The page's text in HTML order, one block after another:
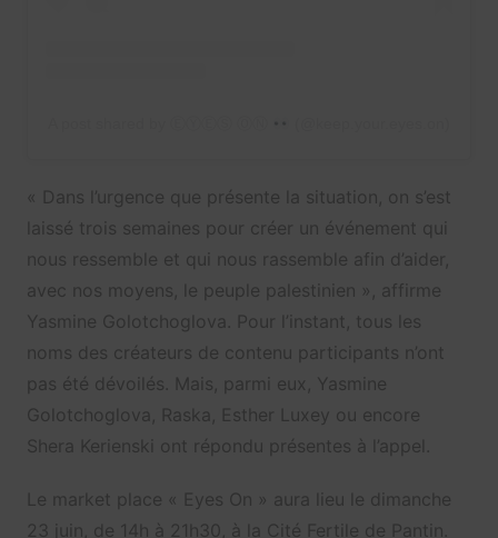
« Dans l’urgence que présente la situation, on s’est
laissé trois semaines pour créer un événement qui
nous ressemble et qui nous rassemble afin d’aider,
avec nos moyens, le peuple palestinien », affirme
Yasmine Golotchoglova. Pour l’instant, tous les
noms des créateurs de contenu participants n’ont
pas été dévoilés. Mais, parmi eux, Yasmine
Golotchoglova, Raska, Esther Luxey ou encore
Shera Kerienski ont répondu présentes à l’appel.
Le market place « Eyes On » aura lieu le dimanche
23 juin, de 14h à 21h30, à la Cité Fertile de Pantin.